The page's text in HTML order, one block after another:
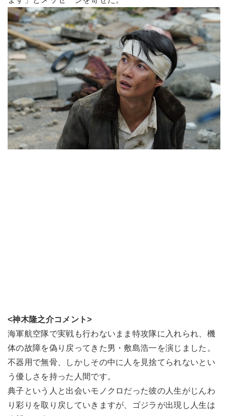
<神木隆之介コメント>
海軍航空隊で実戦も行わないまま特攻隊に入れられ、機
体の故障を偽り戻ってきた男・敷島浩一を演じました。
不器用で無骨、しかしその中に人を見捨てられないとい
う優しさを持った人間です。
典子という人と出会いモノクロだった彼の人生がじんわ
り彩りを取り戻していきますが、ゴジラが出現し人生は